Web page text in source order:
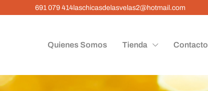
691 079 414laschicasdelasvelas2@hotmail.com
Quienes Somos Tienda Contacto